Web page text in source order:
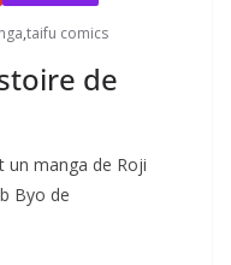
,taifu comics
de
un manga de Roji
Byo de